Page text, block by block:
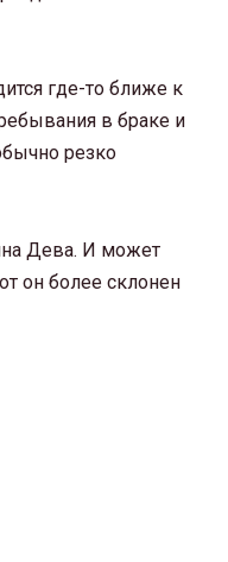
где-то ближе к
в браке и
резко
Дева. И может
он более склонен